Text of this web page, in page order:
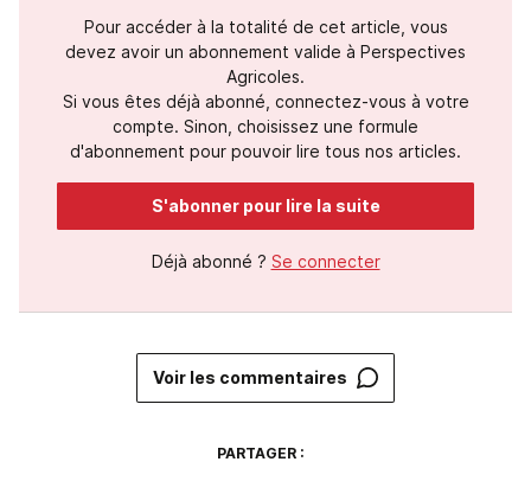
Pour accéder à la totalité de cet article, vous
devez avoir un abonnement valide à Perspectives
Agricoles.
Si vous êtes déjà abonné, connectez-vous à votre
compte. Sinon, choisissez une formule
d'abonnement pour pouvoir lire tous nos articles.
S'abonner pour lire la suite
Déjà abonné ? Se connecter
Voir les commentaires
PARTAGER :